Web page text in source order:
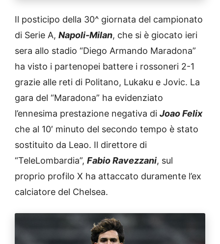
Il posticipo della 30^ giornata del campionato
di Serie A, Napoli-Milan, che si è giocato ieri
sera allo stadio “Diego Armando Maradona”
ha visto i partenopei battere i rossoneri 2-1
grazie alle reti di Politano, Lukaku e Jovic. La
gara del “Maradona” ha evidenziato
l’ennesima prestazione negativa di Joao Felix
che al 10′ minuto del secondo tempo è stato
sostituito da Leao. Il direttore di
“TeleLombardia”, Fabio Ravezzani, sul
proprio profilo X ha attaccato duramente l’ex
calciatore del Chelsea.